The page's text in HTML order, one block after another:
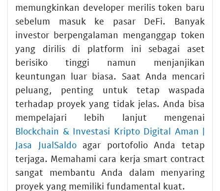
memungkinkan developer merilis token baru
sebelum masuk ke pasar DeFi. Banyak
investor berpengalaman menganggap token
yang dirilis di platform ini sebagai aset
berisiko tinggi namun menjanjikan
keuntungan luar biasa. Saat Anda mencari
peluang, penting untuk tetap waspada
terhadap proyek yang tidak jelas. Anda bisa
mempelajari lebih lanjut mengenai
Blockchain & Investasi Kripto Digital Aman |
Jasa JualSaldoagar portofolio Anda tetap
terjaga. Memahami cara kerja smart contract
sangat membantu Anda dalam menyaring
proyek yang memiliki fundamental kuat.